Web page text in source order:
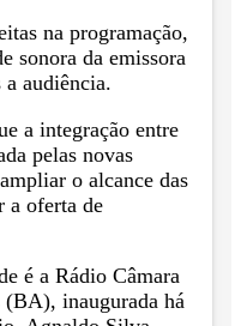
na programação,
sonora da emissora
audiência.
a integração entre
pelas novas
o alcance das
a oferta de
é a Rádio Câmara
inaugurada há